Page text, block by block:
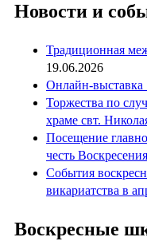
Новости и
Традиционная
19.06.2026
Онлайн-выставка
Торжества по
храме свт.
Посещение
честь
События
викариатства в
Воскресные